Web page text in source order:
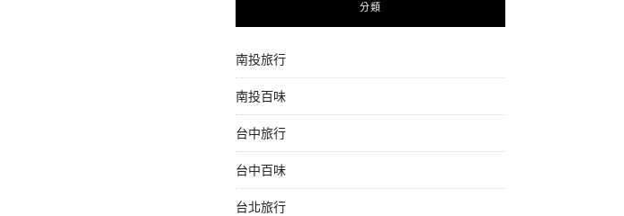
分類
南投旅行
南投百味
台中旅行
台中百味
台北旅行